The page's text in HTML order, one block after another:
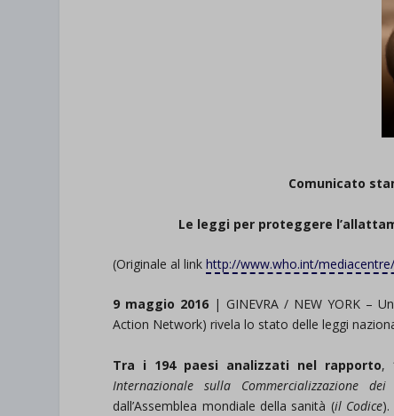
Comunicato
Le leggi per proteggere
(Originale al linkhttp://www.who.int/
9 maggio 2016 | GINEVRA / NEW YORK –
Action Network) rivela lo stato delle leggi
Tra i 194 paesi analizzati nel rapporto,
Internazionale sulla Commercializzazione
dall’Assemblea mondiale della sanità (il Codice